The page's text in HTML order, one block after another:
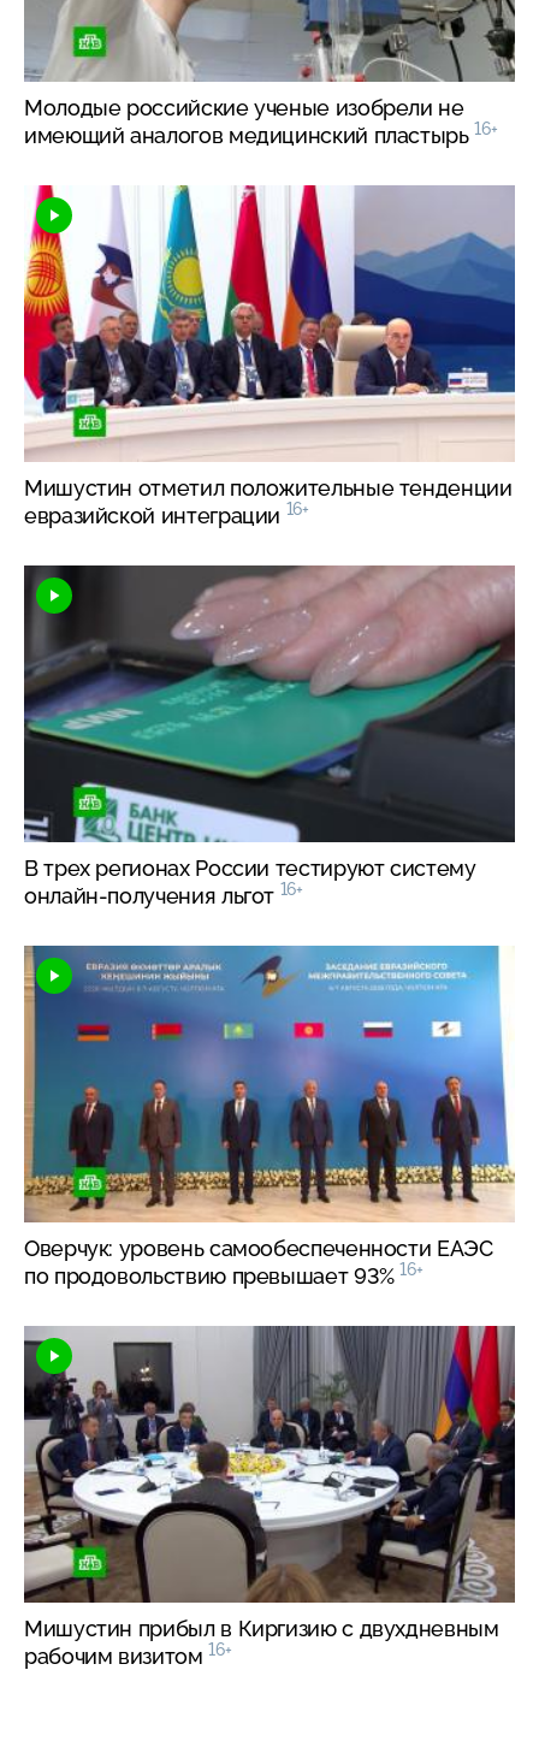
Молодые российские ученые изобрели не
имеющий аналогов медицинский пластырь 16+
Мишустин отметил положительные тенденции
евразийской интеграции 16+
В трех регионах России тестируют систему
онлайн-получения льгот 16+
Оверчук: уровень самообеспеченности ЕАЭС
по продовольствию превышает 93% 16+
Мишустин прибыл в Киргизию с двухдневным
рабочим визитом 16+